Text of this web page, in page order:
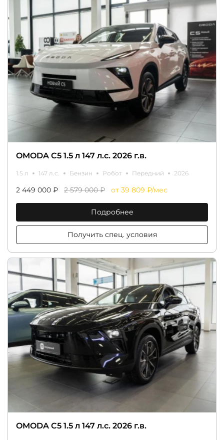
OMODA C5 1.5 л 147 л.с. 2026 г.в.
1.5 л 147 л.с. Бензин Робот Передний 2026
2 449 000 ₽ 2 579 000 ₽ от 39 809 ₽/мес
Подробнее
Получить спец. условия
OMODA C5 1.5 л 147 л.с. 2026 г.в.